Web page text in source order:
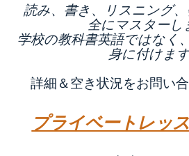
読み、書き、リスニング
全にマスターし
学校の教科書英語ではなく
身に付けます
詳細＆空き状況をお問い合
プライベートレッ